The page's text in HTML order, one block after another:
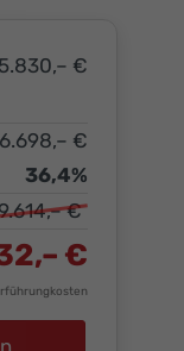
€
€
36,4%
€
€